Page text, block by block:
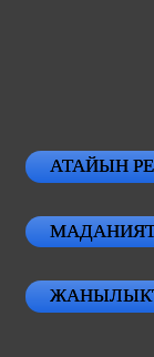
АТАЙЫН